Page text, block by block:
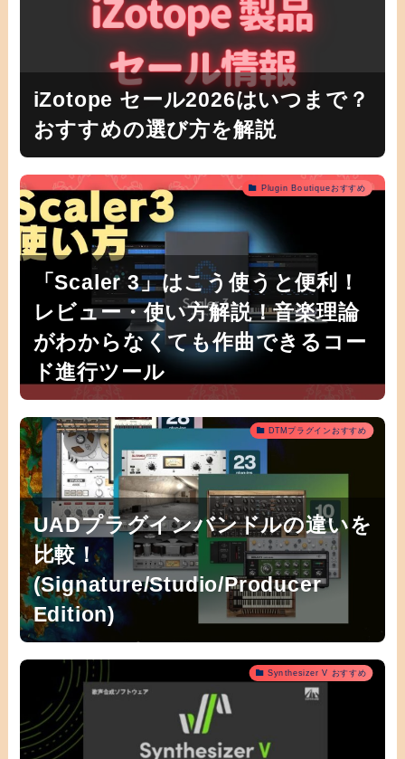
iZotope セール2026はいつまで？
おすすめの選び方を解説
Plugin Boutiqueおすすめ
「Scaler 3」はこう使うと便利！
レビュー・使い方解説！音楽理論
がわからなくても作曲できるコー
ド進行ツール
DTMプラグインおすすめ
UADプラグインバンドルの違いを
比較！
(Signature/Studio/Producer
Edition)
Synthesizer V おすすめ